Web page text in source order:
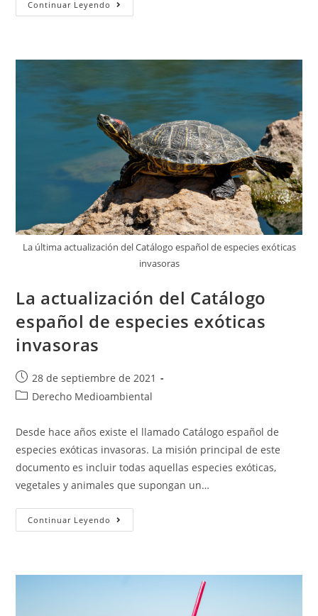
Continuar Leyendo
La última actualización del Catálogo español de especies exóticas
invasoras
La actualización del Catálogo
español de especies exóticas
invasoras
28 de septiembre de 2021
Derecho Medioambiental
Desde hace años existe el llamado Catálogo español de
especies exóticas invasoras. La misión principal de este
documento es incluir todas aquellas especies exóticas,
vegetales y animales que supongan un…
Continuar Leyendo